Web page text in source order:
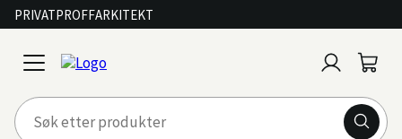
PRIVATPROFFARKITEKT
open
menu
inn